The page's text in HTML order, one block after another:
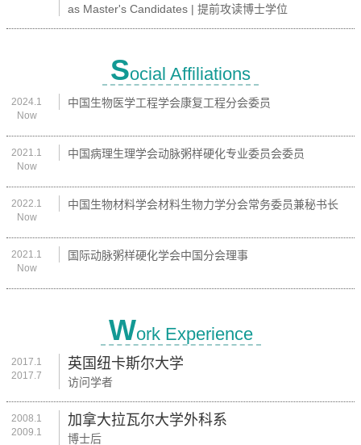
as Master's Candidates | 提前攻读博士学位
Social Affiliations
2024.1
Now
中国生物医学工程学会康复工程分会委员
2021.1
Now
中国病理生理学会动脉粥样硬化专业委员会委员
2022.1
Now
中国生物材料学会材料生物力学分会常务委员兼秘书长
2021.1
Now
国际动脉粥样硬化学会中国分会理事
Work Experience
2017.1
2017.7
英国纽卡斯尔大学
访问学者
2008.1
2009.1
加拿大拉瓦尔大学外科系
博士后